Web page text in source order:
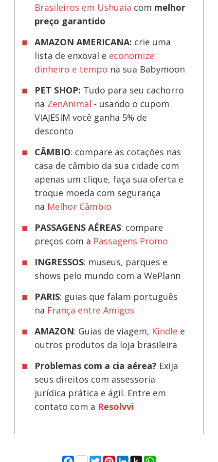
Brasileiros em Ushuaia com melhor
preço garantido
AMAZON AMERICANA: crie uma
lista de enxoval e economize
dinheiro e tempo na sua Babymoon
PET SHOP: Tudo para seu cachorro
na ZenAnimal - usando o cupom
VIAJESIM você ganha 5% de
desconto
CÂMBIO: compare as cotações nas
casa de câmbio da sua cidade com
apenas um clique, faça sua oferta e
troque moeda com segurança
na Melhor Câmbio
PASSAGENS AÉREAS: compare
preços com a Passagens Promo
INGRESSOS: museus, parques e
shows pelo mundo com a WePlann
PARIS: guias que falam português
na França entre Amigos
AMAZON: Guias de viagem, Kindle e
outros produtos da loja brasileira
Problemas com a cia aérea? Exija
seus direitos com assessoria
jurídica prática e ágil. Entre em
contato com a Resolvvi